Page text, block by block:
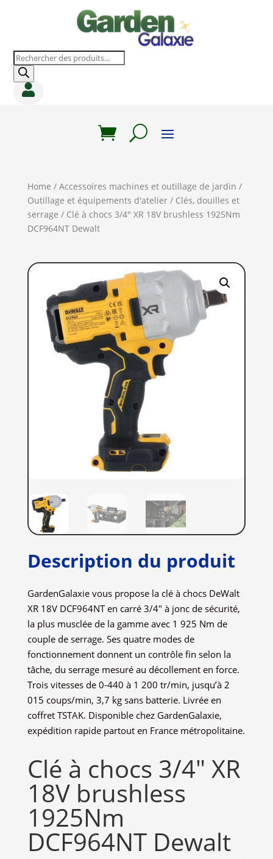
Recherche
de
produits

Home / Accessoires machines et outillage de jardin /
Outillage et équipements d'atelier/ Clés, douilles et
serrage / Clé à chocs 3/4″ XR 18V brushless 1925Nm
DCF964NT Dewalt
Description du produit
GardenGalaxie vous propose la clé à chocs DeWalt
XR 18V DCF964NT en carré 3/4″ à jonc de sécurité,
la plus musclée de la gamme avec 1 925 Nm de
couple de serrage. Ses quatre modes de
fonctionnement donnent un contrôle fin selon la
tâche, du serrage mesuré au décollement en force.
Trois vitesses de 0-440 à 1 200 tr/min, jusqu’à 2
015 coups/min, 3,7 kg sans batterie. Livrée en
coffret TSTAK. Disponible chez GardenGalaxie,
expédition rapide partout en France métropolitaine.
Clé à chocs 3/4″ XR
18V brushless
1925Nm
DCF964NT Dewalt